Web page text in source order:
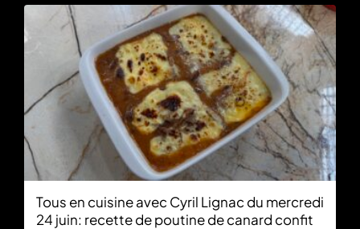
Tous en cuisine avec Cyril Lignac du mercredi
24 juin: recette de poutine de canard confit